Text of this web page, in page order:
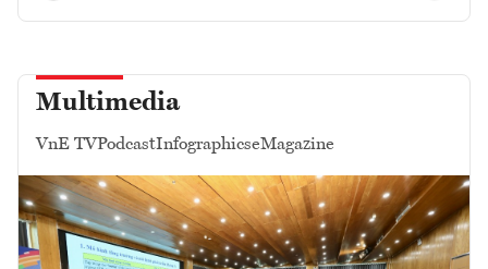
Multimedia
VnE TVPodcastInfographicseMagazine